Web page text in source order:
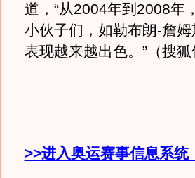
道，“从2004年到2008年
小伙子们，如勒布朗-詹
表现越来越出色。”（搜狐
>>进入奥运赛事信息系